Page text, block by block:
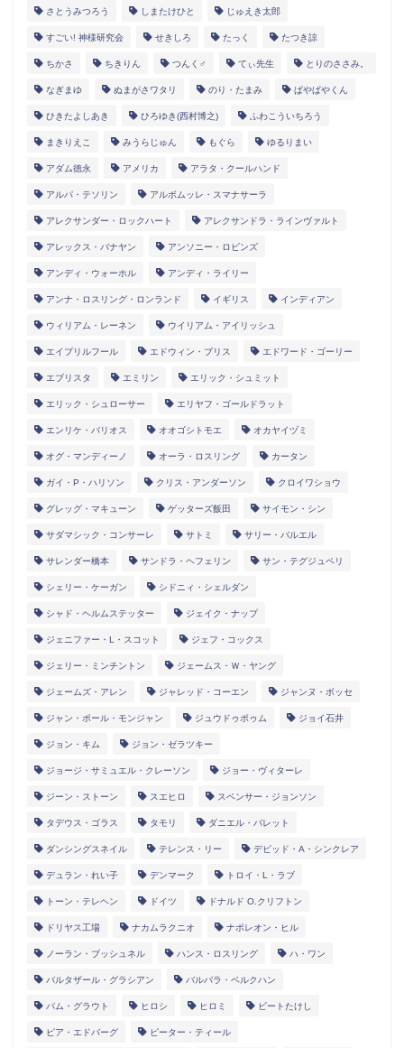
さとうみつろう しまたけひと じゅえき太郎
すごい! 神様研究会 せきしろ たっく たつき諒
ちかさ ちきりん つんく♂ てぃ先生 とりのささみ。
なぎまゆ ぬまがさワタリ のり・たまみ ぱやぱやくん
ひきたよしあき ひろゆき(西村博之) ふわこういちろう
まきりえこ みうらじゅん もぐら ゆるりまい
アダム徳永 アメリカ アラタ・クールハンド
アルパ・テソリン アルボムッレ・スマナサーラ
アレクサンダー・ロックハート アレクサンドラ・ラインヴァルト
アレックス・バナヤン アンソニー・ロビンズ
アンディ・ウォーホル アンディ・ライリー
アンナ・ロスリング・ロンランド イギリス インディアン
ウィリアム・レーネン ウイリアム・アイリッシュ
エイプリルフール エドウィン・ブリス エドワード・ゴーリー
エブリスタ エミリン エリック・シュミット
エリック・シュローサー エリヤフ・ゴールドラット
エンリケ・バリオス オオゴシトモエ オカヤイヅミ
オグ・マンディーノ オーラ・ロスリング カータン
ガイ・P・ハリソン クリス・アンダーソン クロイワショウ
グレッグ・マキューン ゲッターズ飯田 サイモン・シン
サダマシック・コンサーレ サトミ サリー・バルエル
サレンダー橋本 サンドラ・ヘフェリン サン・テグジュペリ
シェリー・ケーガン シドニィ・シェルダン
シャド・ヘルムステッター ジェイク・ナップ
ジェニファー・L・スコット ジェフ・コックス
ジェリー・ミンチントン ジェームス・Ｗ・ヤング
ジェームズ・アレン ジャレッド・コーエン ジャンヌ・ボッセ
ジャン・ポール・モンジャン ジュウドゥポゥム ジョイ石井
ジョン・キム ジョン・ゼラツキー
ジョージ・サミュエル・クレーソン ジョー・ヴィターレ
ジーン・ストーン スエヒロ スペンサー・ジョンソン
タデウス・ゴラス タモリ ダニエル・バレット
ダンシングスネイル テレンス・リー デビッド・A・シンクレア
デュラン・れい子 デンマーク トロイ・L・ラブ
トーン・テレヘン ドイツ ドナルド O.クリフトン
ドリヤス工場 ナカムラクニオ ナポレオン・ヒル
ノーラン・ブッシュネル ハンス・ロスリング ハ・ワン
バルタザール・グラシアン バルバラ・ベルクハン
パム・グラウト ヒロシ ヒロミ ビートたけし
ピア・エドバーグ ピーター・ティール